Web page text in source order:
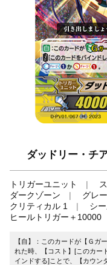
ダッドリー・チ
トリガーユニット
ダークゾーン
グレ
クリティカル 1
シ
ヒールトリガー＋10000
【自】：このカードが【Ｇガ
れた時、【コスト】[このカー
インドする]ことで、【カウン